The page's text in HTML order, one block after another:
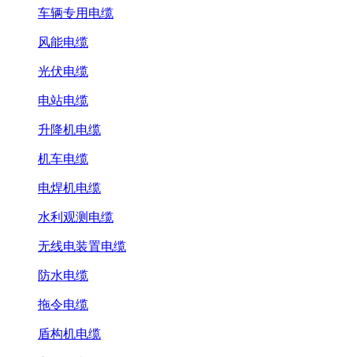
车辆专用电缆
风能电缆
光伏电缆
电站电缆
升降机电缆
机车电缆
电焊机电缆
水利观测电缆
无线电装置电缆
防水电缆
拖令电缆
盾构机电缆